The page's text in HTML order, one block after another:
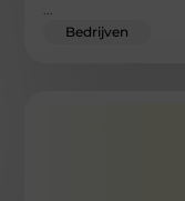
...
Bedrijven